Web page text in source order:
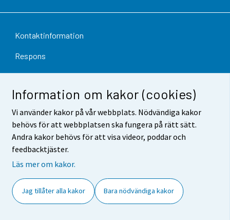
Information om kakor (cookies)
Vi använder kakor på vår webbplats. Nödvändiga kakor
behövs för att webbplatsen ska fungera på rätt sätt.
Andra kakor behövs för att visa videor, poddar och
feedbacktjäster.
Läs mer om kakor.
Jag tillåter alla kakor Bara nödvändiga kakor
Kontaktinformation
Respons
Användarvillkor
Dataskydd
Tillgänglighet
Information om webbplatsen